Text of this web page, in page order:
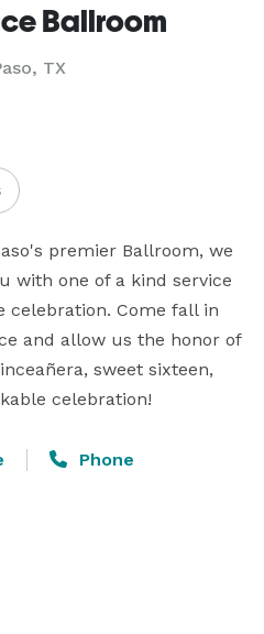
Ballroom
TX
premier Ballroom, we
with one of a kind service
Come fall in
and allow us the honor of
sweet sixteen,
celebration!
Phone